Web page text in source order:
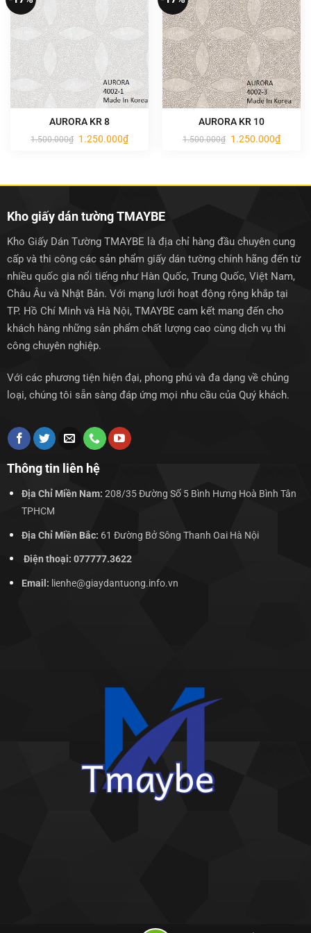
AURORA KR 8
1.500.000₫ Giá
gốc
1.250.000₫Giá
hiện
AURORA KR 10
1.500.000₫ Giá
gốc
1.250.000₫Giá
hiện
Kho giấy dán tường TMAYBE
Kho Giấy Dán Tường TMAYBE là địa chỉ hàng đầu chuyên cung
cấp và thi công các sản phẩm giấy dán tường chính hãng đến từ
nhiều quốc gia nổi tiếng như Hàn Quốc, Trung Quốc, Việt Nam,
Châu Âu và Nhật Bản. Với mạng lưới hoạt động rộng khắp tại
TP. Hồ Chí Minh và Hà Nội, TMAYBE cam kết mang đến cho
khách hàng những sản phẩm chất lượng cao cùng dịch vụ thi
công chuyên nghiệp.
Với các phương tiện hiện đại, phong phú và đa dạng về chủng
loại, chúng tôi sẵn sàng đáp ứng mọi nhu cầu của Quý khách.
Thông tin liên hệ
Địa Chỉ Miền Nam: 208/35 Đường Số 5 Bình Hưng Hoà Bình Tân
TPHCM
Địa Chỉ Miền Bắc: 61 Đường Bở Sông Thanh Oai Hà Nội
Điện thoại: 077777.3622
Email: lienhe@giaydantuong.info.vn